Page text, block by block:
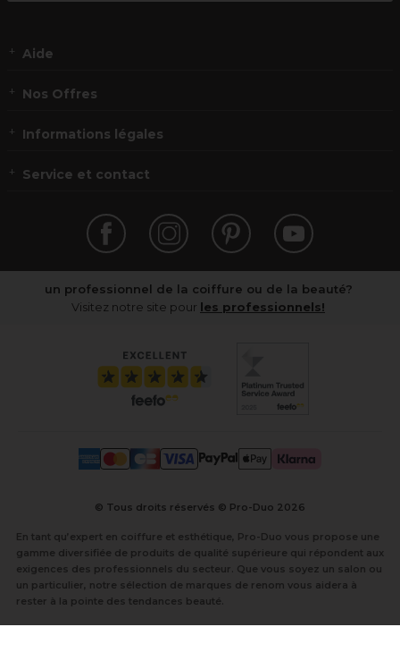
Aide
Nos Offres
Informations légales
Service et contact
un professionnel de la coiffure ou de la beauté?
Visitez notre site pour les professionnels!
© Tous droits réservés © Pro-Duo 2026
En tant qu’expert en coiffure et esthétique, Pro-Duo vous propose une
gamme diversifiée de produits de qualité supérieure qui répondent aux
exigences des professionnels du secteur. Que vous soyez un salon ou
un particulier, notre sélection de marques de renom vous aidera à
rester à la pointe des tendances beauté.